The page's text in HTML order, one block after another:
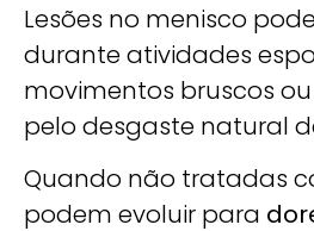
Lesões no menisco
durante atividades
movimentos bruscos
pelo desgaste natural
Quando não tratadas
podem evoluir para